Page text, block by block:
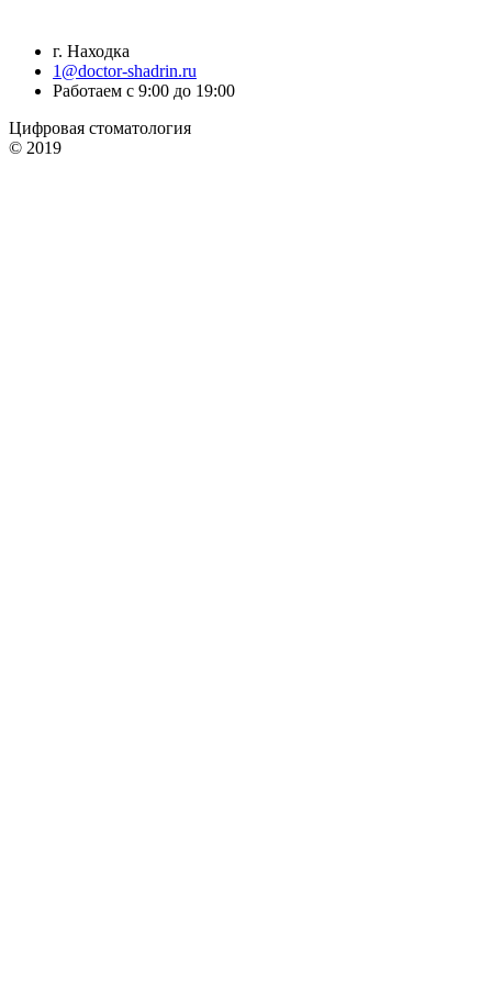
г. Находка
1@doctor-shadrin.ru
Работаем с 9:00 до 19:00
Цифровая стоматология
© 2019